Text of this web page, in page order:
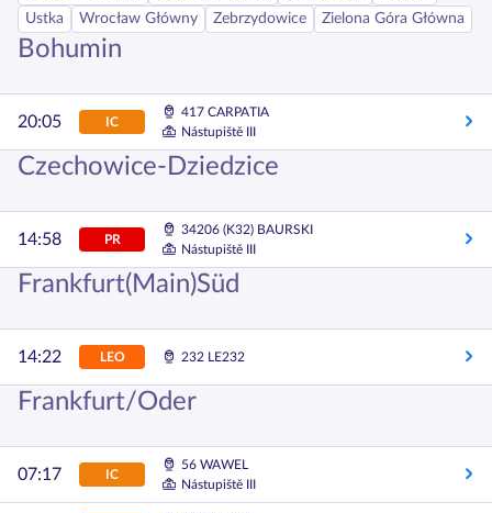
Ustka
Wrocław Główny Zebrzydowice Zielona Góra Główna
Bohumin
20:05 IC
417 CARPATIA
Nástupiště III
Czechowice-Dziedzice
14:58 PR
34206 (K32) BAURSKI
Nástupiště III
Frankfurt(Main)Süd
14:22 LEO 232 LE232
Frankfurt/Oder
07:17 IC
56 WAWEL
Nástupiště III